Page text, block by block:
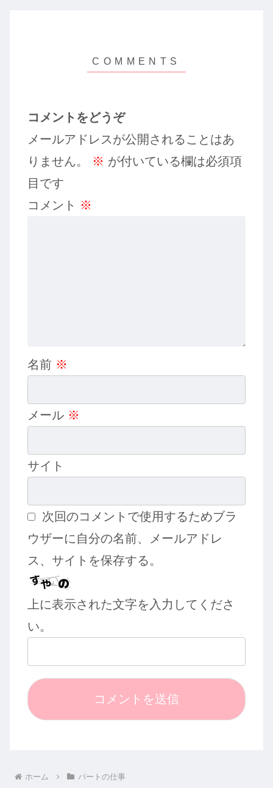
コメントをどうぞ
メールアドレスが公開されることはあ
りません。
※ が付いている欄は必須項
目です
コメント ※
名前 ※
メール ※
サイト
次回のコメントで使用するためブラ
ウザーに自分の名前、メールアドレ
ス、サイトを保存する。
上に表示された文字を入力してくださ
い。
ホーム パートの仕事